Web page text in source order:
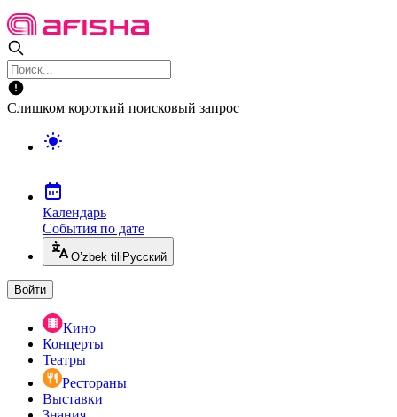
Слишком короткий поисковый запрос
Календарь
События по дате
O’zbek tili Русский
Войти
Кино
Концерты
Театры
Рестораны
Выставки